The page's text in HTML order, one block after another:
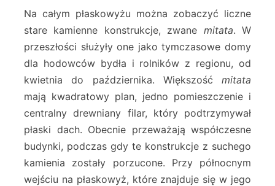
Na całym płaskowyżu można zobaczyć liczne
stare kamienne konstrukcje, zwane mitata. W
przeszłości służyły one jako tymczasowe domy
dla hodowców bydła i rolników z regionu, od
kwietnia do października. Większość mitata
mają kwadratowy plan, jedno pomieszczenie i
centralny drewniany filar, który podtrzymywał
płaski dach. Obecnie przeważają współczesne
budynki, podczas gdy te konstrukcje z suchego
kamienia zostały porzucone. Przy północnym
wejściu na płaskowyż, które znajduje się w jego